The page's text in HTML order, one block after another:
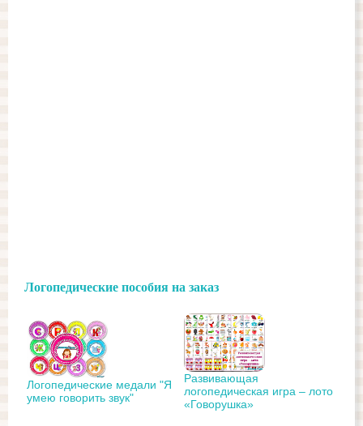
Логопедические пособия на заказ
Логопедические медали "Я
умею говорить звук"
Развивающая
логопедическая игра – лото
«Говорушка»